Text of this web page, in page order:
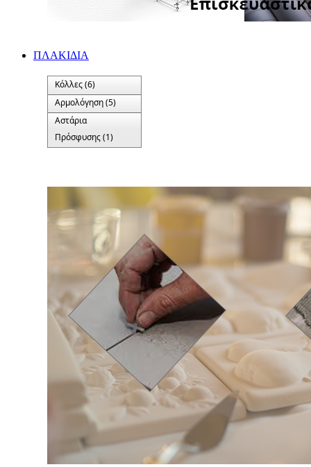
ΠΛΑΚΙΔΙA
Κόλλες (6)
Αρμολόγηση (5)
Αστάρια
Πρόσφυσης (1)